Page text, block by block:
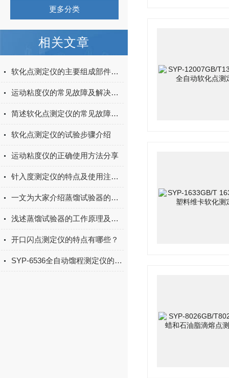
更多分类
相关文章
软化点测定仪的主要组成部件功能特点介绍
运动粘度仪的常见故障及解决方法介绍
简述软化点测定仪的常见故障解决方法
软化点测定仪的试验步骤介绍
运动粘度仪的正确使用方法分享
针入度测定仪的特点及使用注意事项介绍
一文为大家介绍蒸馏试验器的工艺原理
浅述蒸馏试验器的工作原理及使用要点分析
开口闪点测定仪的特点有哪些？
SYP-6536全自动馏程测定仪的操作使用流程！